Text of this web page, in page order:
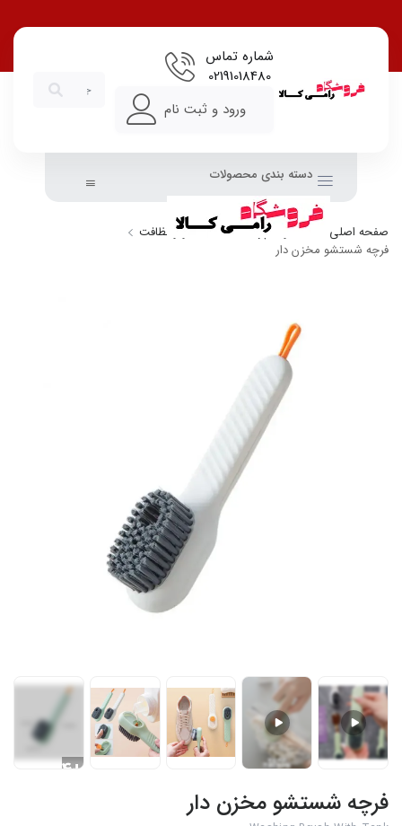
شماره تماس
02191018480
ورود و ثبت نام
دسته بندی محصولات
صفحه اصلی خانه و آشپزخانه
شستشو و نظافت
فرچه شستشو مخزن دار
+4
فرچه شستشو مخزن دار